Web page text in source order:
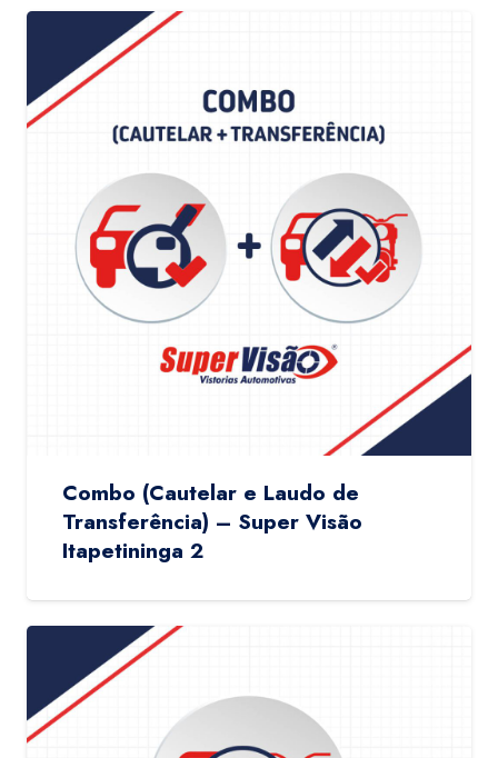
Combo (Cautelar e Laudo de
Transferência) – Super Visão
Itapetininga 2